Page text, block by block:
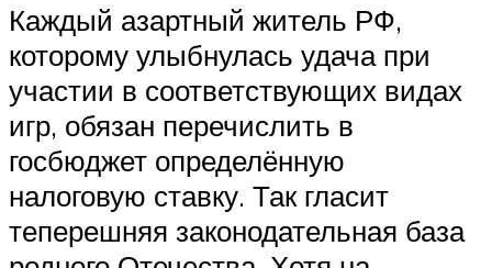
Каждый азартный житель РФ,
которому улыбнулась удача при
участии в соответствующих видах
игр, обязан перечислить в
госбюджет определённую
налоговую ставку. Так гласит
теперешняя законодательная база